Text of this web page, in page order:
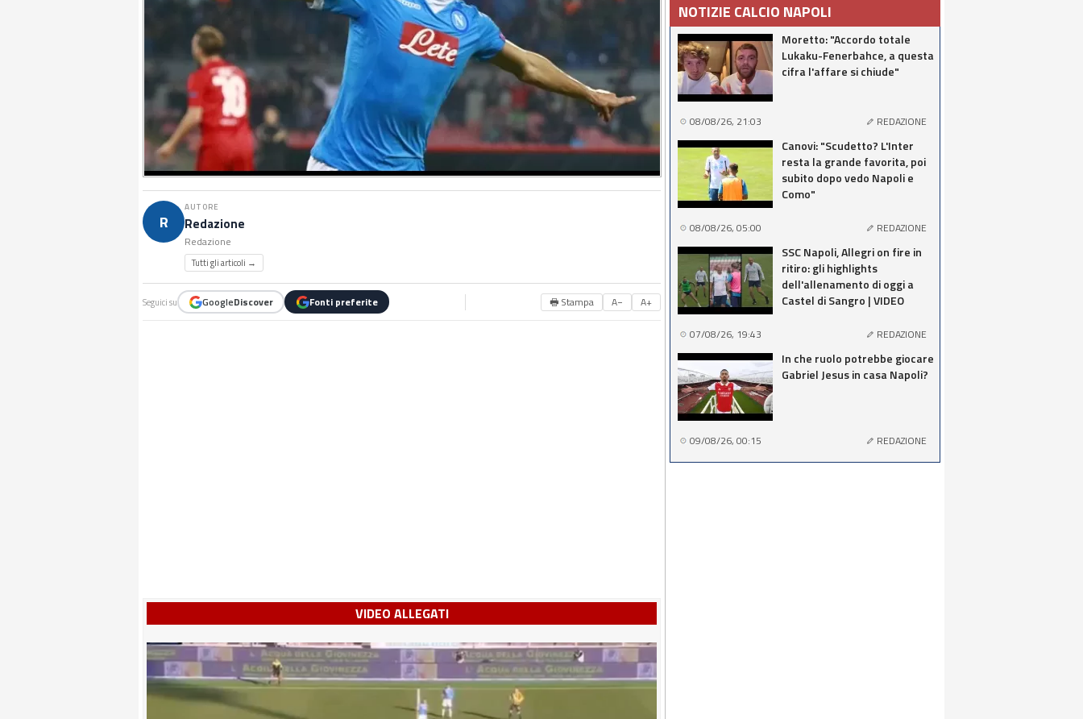
R
AUTORE
Redazione
Redazione
Tutti gli articoli →
Seguici su GoogleDiscover Fonti preferite 🖶 Stampa A− A+
VIDEO ALLEGATI
NOTIZIE CALCIO NAPOLI
Moretto: "Accordo totale
Lukaku-Fenerbahce, a questa
cifra l'affare si chiude"
08/08/26, 21:03 REDAZIONE
Canovi: "Scudetto? L'Inter
resta la grande favorita, poi
subito dopo vedo Napoli e
Como"
08/08/26, 05:00 REDAZIONE
SSC Napoli, Allegri on fire in
ritiro: gli highlights
dell'allenamento di oggi a
Castel di Sangro | VIDEO
07/08/26, 19:43 REDAZIONE
In che ruolo potrebbe giocare
Gabriel Jesus in casa Napoli?
09/08/26, 00:15 REDAZIONE